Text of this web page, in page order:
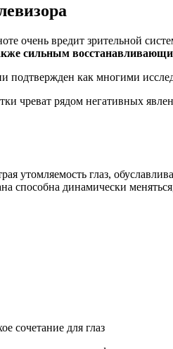
очень вредит зрительной
сильным
подтвержден как многими
чреват рядом негативных
утомляемость глаз,
способна динамически
сочетание для глаз